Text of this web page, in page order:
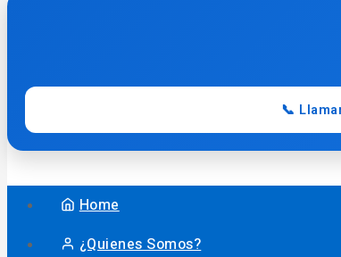
📞
Home
¿Quienes Somos?